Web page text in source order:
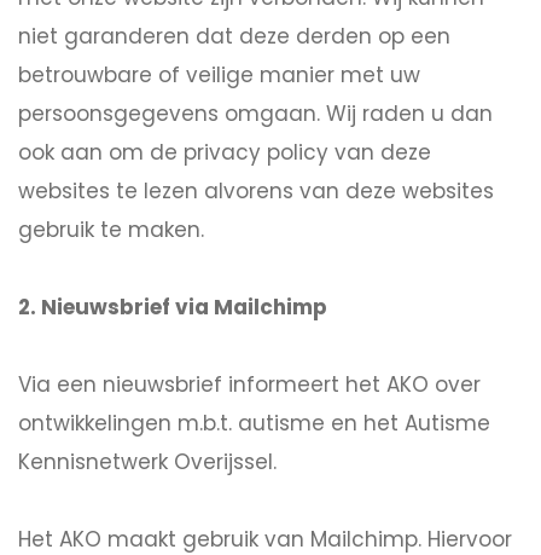
niet garanderen dat deze derden op een
betrouwbare of veilige manier met uw
persoonsgegevens omgaan. Wij raden u dan
ook aan om de privacy policy van deze
websites te lezen alvorens van deze websites
gebruik te maken.
2. Nieuwsbrief via Mailchimp
Via een nieuwsbrief informeert het AKO over
ontwikkelingen m.b.t. autisme en het Autisme
Kennisnetwerk Overijssel.
Het AKO maakt gebruik van Mailchimp. Hiervoor